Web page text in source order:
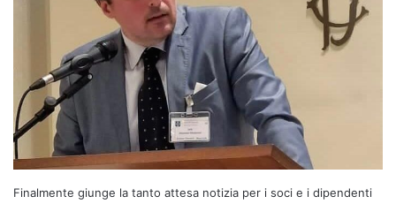
Finalmente giunge la tanto attesa notizia per i soci e i dipendenti